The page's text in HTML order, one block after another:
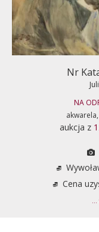
Nr
NA
aukcja z
Cena
...